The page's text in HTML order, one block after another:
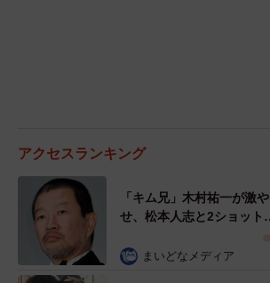
アクセスランキング
「キム兄」木村祐一が激や
せ、松本人志と2ショット
「テキヤの兄さん」
まいどなメディア